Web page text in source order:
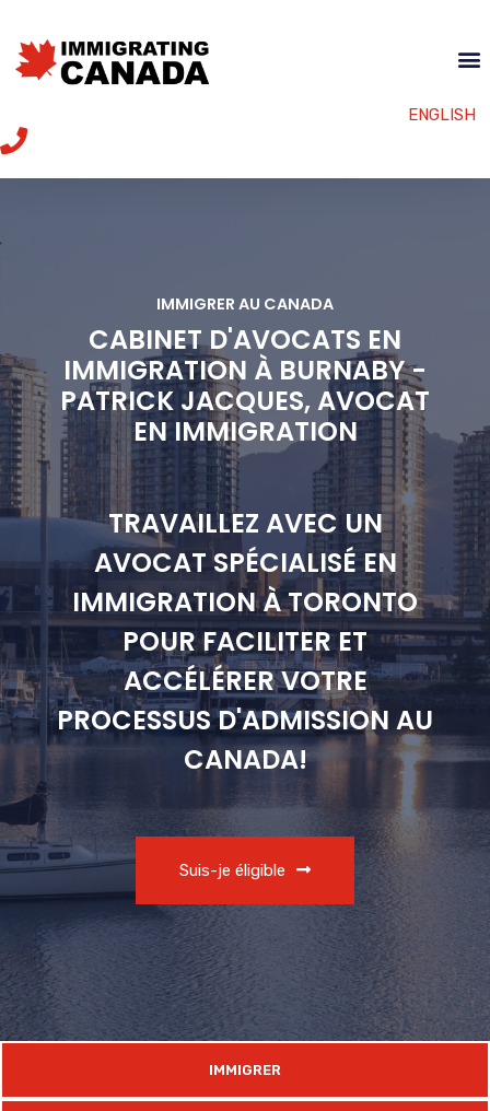
ENGLISH
IMMIGRER AU CANADA
CABINET D'AVOCATS EN
IMMIGRATION À BURNABY -
PATRICK JACQUES, AVOCAT
EN IMMIGRATION
TRAVAILLEZ AVEC UN
AVOCAT SPÉCIALISÉ EN
IMMIGRATION À TORONTO
POUR FACILITER ET
ACCÉLÉRER VOTRE
PROCESSUS D'ADMISSION AU
CANADA!
Suis-je éligible
IMMIGRER